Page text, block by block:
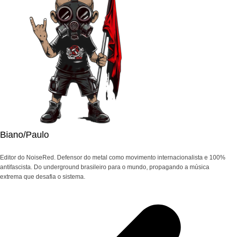
Biano/Paulo
Editor do NoiseRed. Defensor do metal como movimento internacionalista e 100%
antifascista. Do underground brasileiro para o mundo, propagando a música
extrema que desafia o sistema.